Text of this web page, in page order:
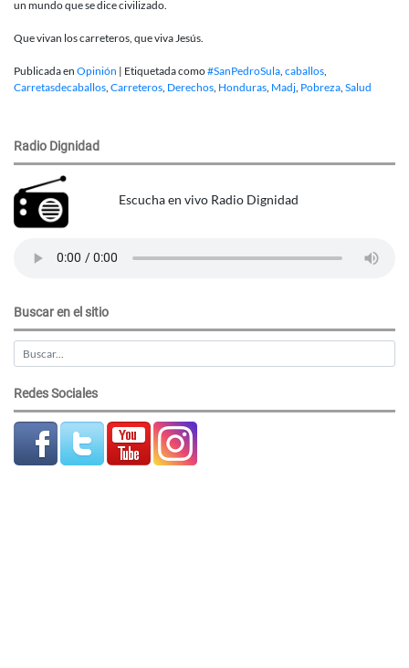
un mundo que se dice civilizado.
Que vivan los carreteros, que viva Jesús.
Publicada en Opinión | Etiquetada como#SanPedroSula caballos
Carretasdecaballos Carreteros Derechos Honduras Madj Pobreza Salud
Radio Dignidad
Escucha en vivo Radio Dignidad
Buscar en el sitio
Redes Sociales